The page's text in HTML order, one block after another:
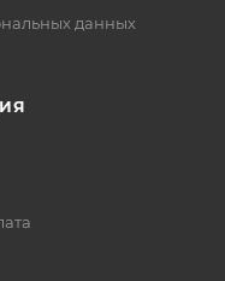
данных